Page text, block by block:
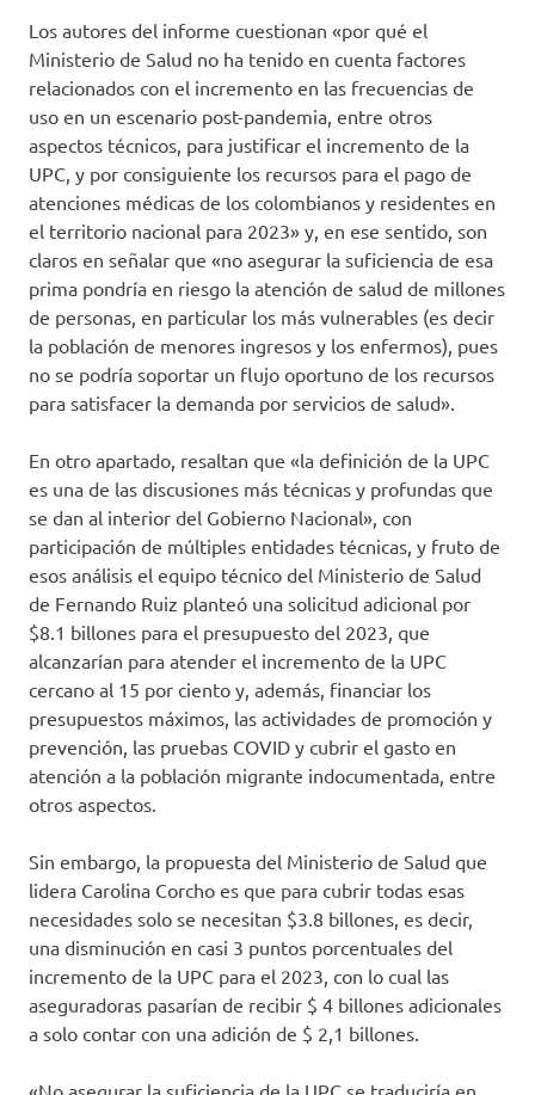
Los autores del informe cuestionan «por qué el
Ministerio de Salud no ha tenido en cuenta factores
relacionados con el incremento en las frecuencias de
uso en un escenario post-pandemia, entre otros
aspectos técnicos, para justificar el incremento de la
UPC, y por consiguiente los recursos para el pago de
atenciones médicas de los colombianos y residentes en
el territorio nacional para 2023» y, en ese sentido, son
claros en señalar que «no asegurar la suficiencia de esa
prima pondría en riesgo la atención de salud de millones
de personas, en particular los más vulnerables (es decir
la población de menores ingresos y los enfermos), pues
no se podría soportar un flujo oportuno de los recursos
para satisfacer la demanda por servicios de salud».
En otro apartado, resaltan que «la definición de la UPC
es una de las discusiones más técnicas y profundas que
se dan al interior del Gobierno Nacional», con
participación de múltiples entidades técnicas, y fruto de
esos análisis el equipo técnico del Ministerio de Salud
de Fernando Ruiz planteó una solicitud adicional por
$8.1 billones para el presupuesto del 2023, que
alcanzarían para atender el incremento de la UPC
cercano al 15 por ciento y, además, financiar los
presupuestos máximos, las actividades de promoción y
prevención, las pruebas COVID y cubrir el gasto en
atención a la población migrante indocumentada, entre
otros aspectos.
Sin embargo, la propuesta del Ministerio de Salud que
lidera Carolina Corcho es que para cubrir todas esas
necesidades solo se necesitan $3.8 billones, es decir,
una disminución en casi 3 puntos porcentuales del
incremento de la UPC para el 2023, con lo cual las
aseguradoras pasarían de recibir $ 4 billones adicionales
a solo contar con una adición de $ 2,1 billones.
«No asegurar la suficiencia de la UPC se traduciría en